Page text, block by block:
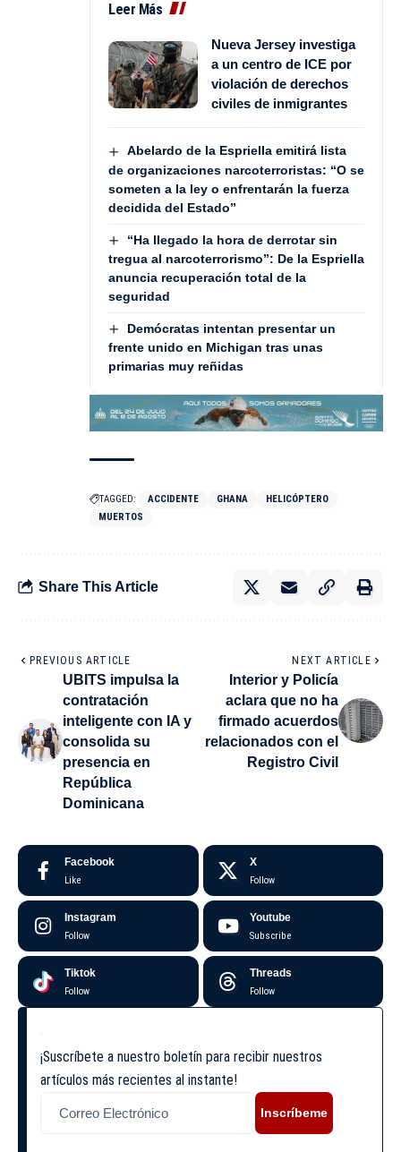
Leer Más
Nueva Jersey investiga
a un centro de ICE por
violación de derechos
civiles de inmigrantes
Abelardo de la Espriella emitirá lista
de organizaciones narcoterroristas: “O se
someten a la ley o enfrentarán la fuerza
decidida del Estado”
“Ha llegado la hora de derrotar sin
tregua al narcoterrorismo”: De la Espriella
anuncia recuperación total de la
seguridad
Demócratas intentan presentar un
frente unido en Michigan tras unas
primarias muy reñidas
TAGGED: ACCIDENTE GHANA
HELICÓPTERO
MUERTOS
Share This Article
PREVIOUS ARTICLE
UBITS impulsa la
contratación
inteligente con IA y
consolida su
presencia en
República
Dominicana
NEXT ARTICLE
Interior y Policía
aclara que no ha
firmado acuerdos
relacionados con el
Registro Civil
Facebook
Like
X
Follow
Instagram
Follow
Youtube
Subscribe
Tiktok
Follow
Threads
Follow
¡Suscríbete a nuestro boletín para recibir nuestros
artículos más recientes al instante!
Inscríbeme